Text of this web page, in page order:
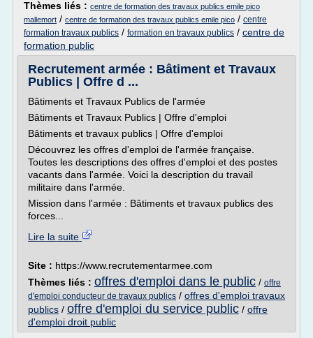
Thèmes liés : centre de formation des travaux publics emile pico
mallemort / centre de formation des travaux publics emile pico / centre
formation travaux publics / formation en travaux publics / centre de
formation public
Recrutement armée : Bâtiment et Travaux
Publics | Offre d ...
Bâtiments et Travaux Publics de l'armée
Bâtiments et Travaux Publics | Offre d'emploi
Bâtiments et travaux publics | Offre d'emploi
Découvrez les offres d'emploi de l'armée française.
Toutes les descriptions des offres d'emploi et des postes
vacants dans l'armée. Voici la description du travail
militaire dans l'armée.
Mission dans l'armée : Bâtiments et travaux publics des
forces...
Lire la suite
Site : https://www.recrutementarmee.com
Thèmes liés : offres d'emploi dans le public / offre
d'emploi conducteur de travaux publics / offres d'emploi travaux
publics / offre d'emploi du service public / offre
d'emploi droit public